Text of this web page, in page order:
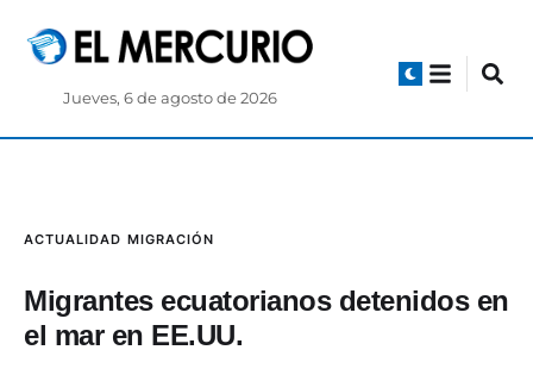
Jueves, 6 de agosto de 2026
ACTUALIDAD MIGRACIÓN
Migrantes ecuatorianos detenidos en
el mar en EE.UU.